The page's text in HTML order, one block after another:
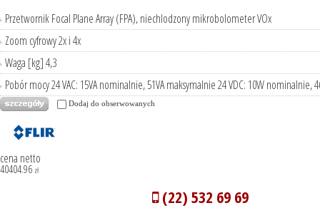
Przetwornik Focal Plane Array (FPA), niechlodzony mikrobolometer VOx
Zoom cyfrowy 2x i 4x
Waga [kg] 4,3
Pobór mocy 24 VAC: 15VA nominalnie, 51VA maksymalnie 24 VDC: 10W nominalnie,
Dodaj do obserwowanych
cena netto
40404.96 zł
(22) 532 69 69